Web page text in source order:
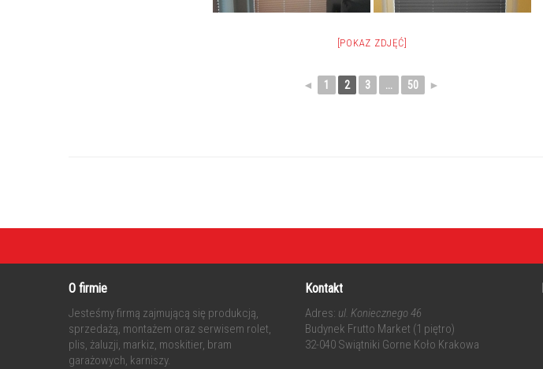
[POKAZ ZDJĘĆ]
◄ 1 2 3 ... 50 ►
O firmie
Jesteśmy firmą zajmującą się produkcją,
sprzedażą, montażem oraz serwisem rolet,
plis, żaluzji, markiz, moskitier, bram
garażowych, karniszy.
Kontakt
Adres: ul. Koniecznego 46
Budynek Frutto Market (1 piętro)
32-040 Swiątniki Gorne Koło Krakowa